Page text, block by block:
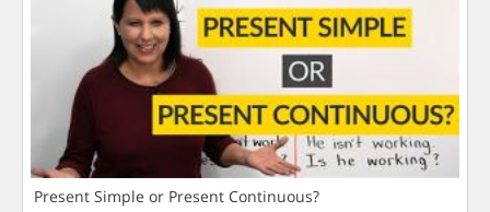
Present Simple or Present Continuous?